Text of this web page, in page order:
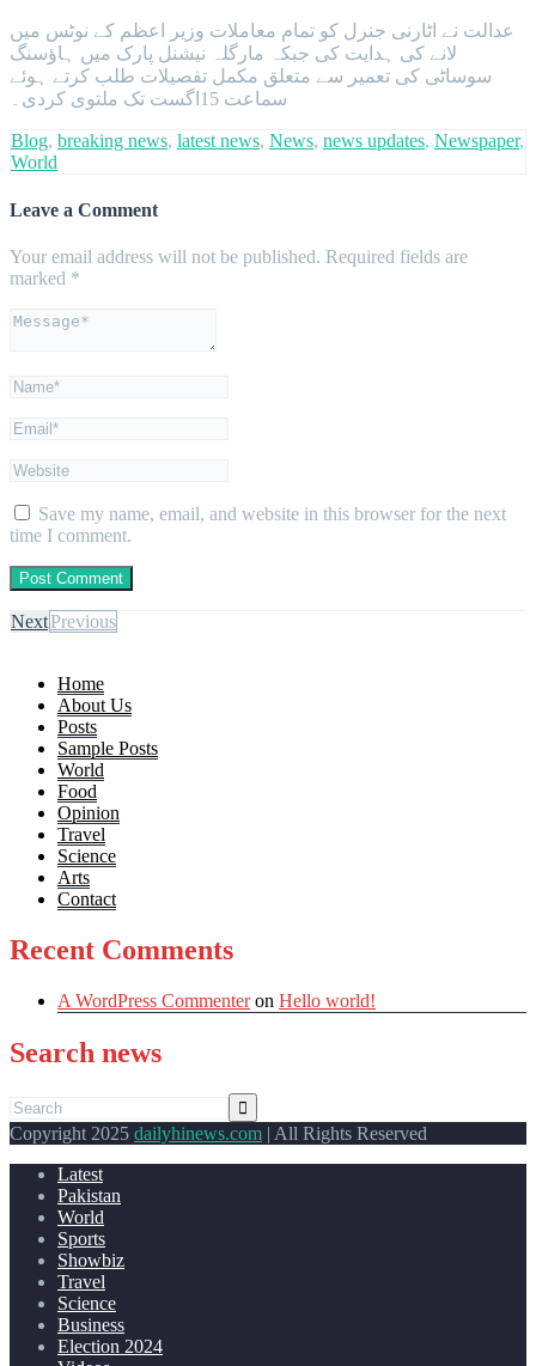
عدالت نے اٹارنی جنرل کو تمام معاملات وزیر اعظم کے نوٹس میں
لانے کی ہدایت کی جبکہ مارگلہ نیشنل پارک میں ہاؤسنگ
سوساٹی کی تعمیر سے متعلق مکمل تفصیلات طلب کرتے ہوئے
سماعت 15اگست تک ملتوی کردی۔
Blog, breaking news, latest news, News, news updates, Newspaper,
World
Leave a Comment
Your email address will not be published. Required fields are
marked *
Save my name, email, and website in this browser for the next
time I comment.
NextPrevious
Home
About Us
Posts
Sample Posts
World
Food
Opinion
Travel
Science
Arts
Contact
Recent Comments
A WordPress Commenteron Hello world!
Search news
Copyright 2025 dailyhinews.com | All Rights Reserved
Latest
Pakistan
World
Sports
Showbiz
Travel
Science
Business
Election 2024